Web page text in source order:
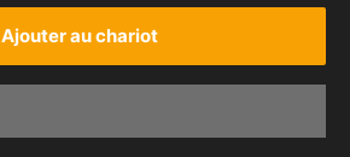
Ajouter au chariot